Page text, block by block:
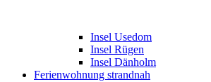
Insel Usedom
Insel Rügen
Insel Dänholm
Ferienwohnung strandnah